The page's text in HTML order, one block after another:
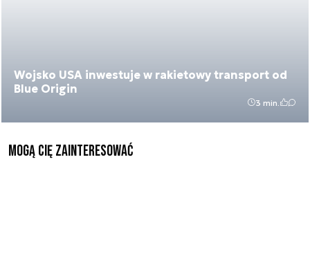
Wojsko USA inwestuje w rakietowy transport od
Blue Origin
3 min.
Mogą Cię zainteresować